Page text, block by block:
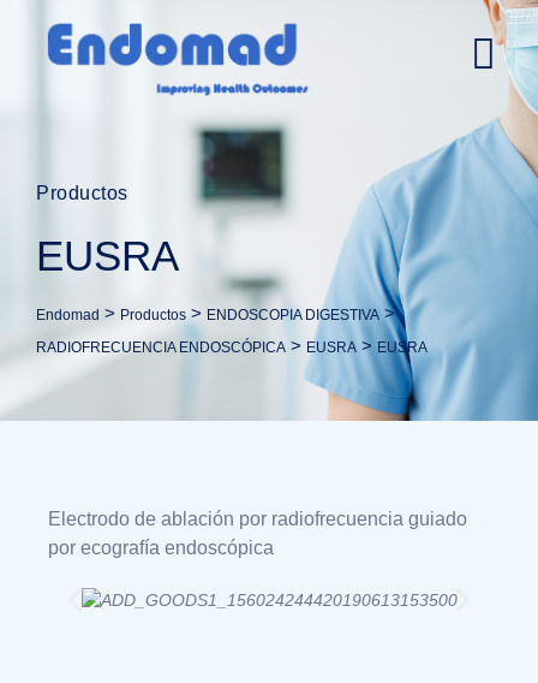
Productos
EUSRA
Endomad > Productos > ENDOSCOPIA DIGESTIVA>
RADIOFRECUENCIA ENDOSCÓPICA > EUSRA > EUSRA
Electrodo de ablación por radiofrecuencia guiado
por ecografía endoscópica